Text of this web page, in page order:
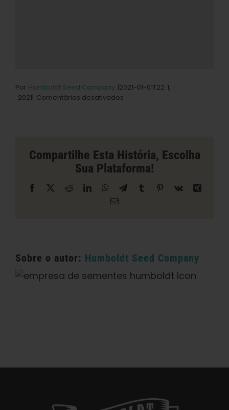
Por Humboldt Seed Company |2021-01-01T22 1,
2021| Comentários desativados
Hueneme
Compartilhe Esta História, Escolha
Sua Plataforma!
Facebook RedditLinkedInWhatsAppTelegrama
Tumblr Pinterest
Vk
Xing
E-
Sobre o autor: Humboldt Seed Company